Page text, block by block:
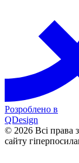
Розроблено в
QDesign
© 2026 Всі права
сайту